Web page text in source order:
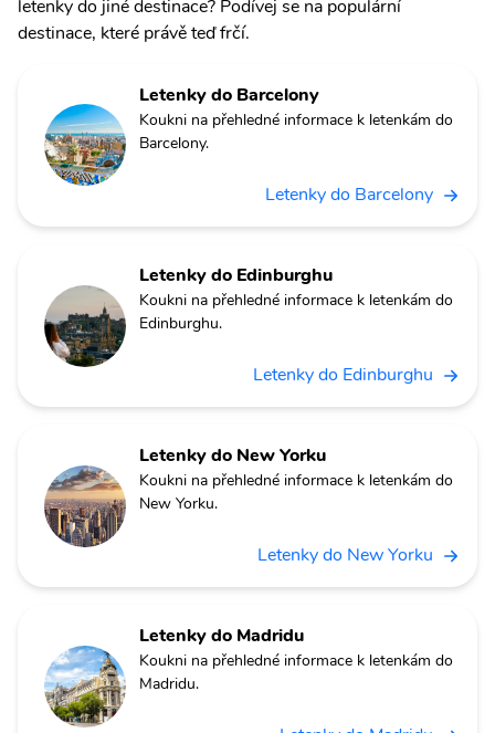
letenky do jiné destinace? Podívej se na populární
destinace, které právě teď frčí.
Letenky do Barcelony
Koukni na přehledné informace k letenkám do
Barcelony.
Letenky do Barcelony
Letenky do Edinburghu
Koukni na přehledné informace k letenkám do
Edinburghu.
Letenky do Edinburghu
Letenky do New Yorku
Koukni na přehledné informace k letenkám do
New Yorku.
Letenky do New Yorku
Letenky do Madridu
Koukni na přehledné informace k letenkám do
Madridu.